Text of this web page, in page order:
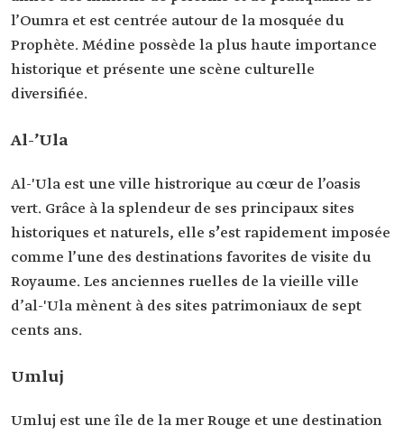
l’Oumra et est centrée autour de la mosquée du
Prophète. Médine possède la plus haute importance
historique et présente une scène culturelle
diversifiée.
Al-’Ula
Al-'Ula est une ville histrorique au cœur de l’oasis
vert. Grâce à la splendeur de ses principaux sites
historiques et naturels, elle s’est rapidement imposée
comme l’une des destinations favorites de visite du
Royaume. Les anciennes ruelles de la vieille ville
d’al-'Ula mènent à des sites patrimoniaux de sept
cents ans.
Umluj
Umluj est une île de la mer Rouge et une destination